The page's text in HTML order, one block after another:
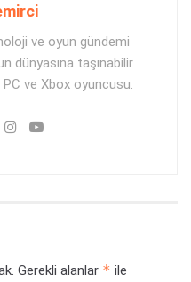
ve oyun gündemi
dünyasına taşınabilir
ve Xbox oyuncusu.
Gerekli alanlar * ile